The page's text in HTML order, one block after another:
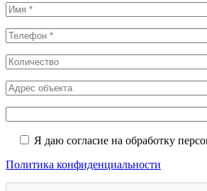
Я даю согласие на обработку
Политика конфиденциальности